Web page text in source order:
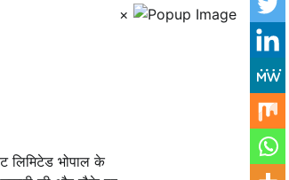
लिमिटेड भोपाल के
×